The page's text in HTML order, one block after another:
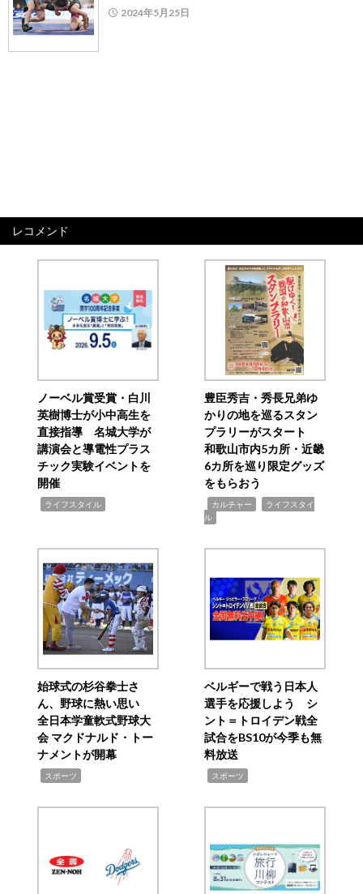
2024年5月25日
レコメンド
ノーベル賞受賞・白川
英樹博士が小中高生を
直接指導 名城大学が
講演会と導電性プラス
チック実験イベントを
開催
ライフスタイル
豊臣秀吉・秀長兄弟ゆ
かりの地を巡るスタン
プラリーがスタート
和歌山市内5カ所・近畿
6カ所を巡り限定グッズ
をもらおう
カルチャー
ライフスタイ
ル
始球式の杉谷拳士さ
ん、野球に熱い思い
全日本学童軟式野球大
会 マクドナルド・トー
ナメントが開幕
スポーツ
ベルギーで戦う日本人
選手を応援しよう シ
ント＝トロイデン戦全
試合をBS10が今季も無
料放送
スポーツ